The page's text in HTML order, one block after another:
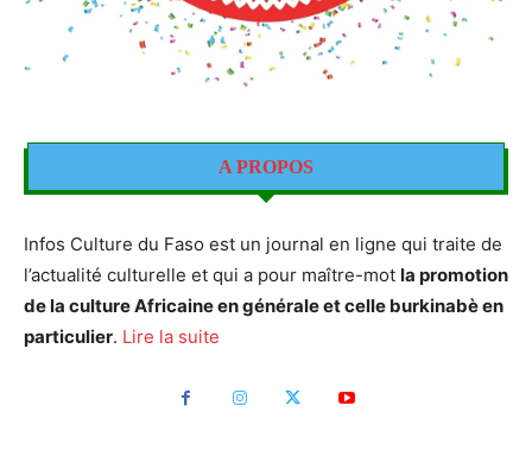
A PROPOS
Infos Culture du Faso est un journal en ligne qui traite de
l’actualité culturelle et qui a pour maître-mot la promotion
de la culture Africaine en générale et celle burkinabè en
particulier. Lire la suite